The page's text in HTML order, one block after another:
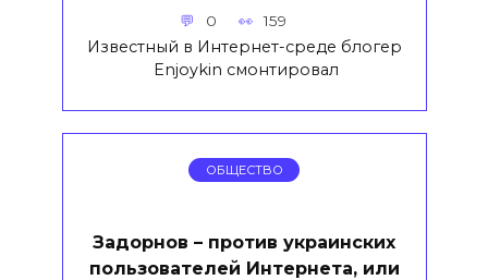
0 159
Известный в Интернет-среде блогер
Enjoykin смонтировал
ОБЩЕСТВО
Задорнов – против украинских
пользователей Интернета, или